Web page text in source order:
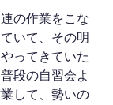
の作業をこな
いて、その明
ってきていた
段の自習会よ
して、勢いの